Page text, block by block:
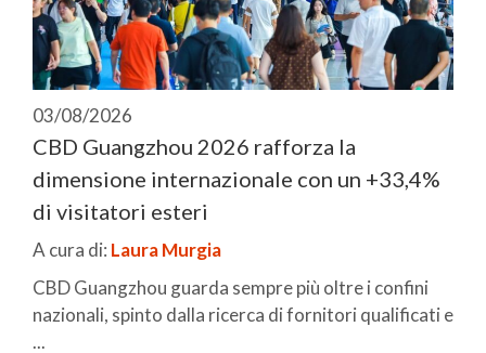
03/08/2026
CBD Guangzhou 2026 rafforza la
dimensione internazionale con un +33,4%
di visitatori esteri
A cura di: Laura Murgia
CBD Guangzhou guarda sempre più oltre i confini
nazionali, spinto dalla ricerca di fornitori qualificati e
...